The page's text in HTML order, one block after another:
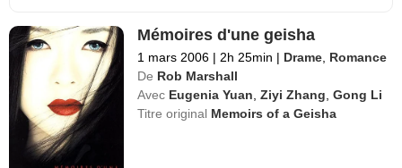
Mémoires d'une geisha
1 mars 2006 | 2h 25min | Drame, Romance
De Rob Marshall
Avec Eugenia Yuan,Ziyi Zhang,Gong Li
Titre original Memoirs of a Geisha